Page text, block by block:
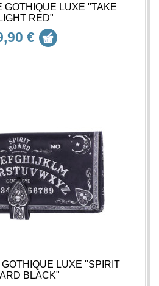
GOTHIQUE LUXE "TAKE
RED"
€
LUXE "SPIRIT
BLACK"